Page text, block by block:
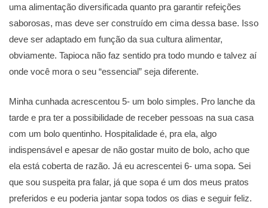
uma alimentação diversificada quanto pra garantir refeições
saborosas, mas deve ser construído em cima dessa base. Isso
deve ser adaptado em função da sua cultura alimentar,
obviamente. Tapioca não faz sentido pra todo mundo e talvez aí
onde você mora o seu “essencial” seja diferente.
Minha cunhada acrescentou 5- um bolo simples. Pro lanche da
tarde e pra ter a possibilidade de receber pessoas na sua casa
com um bolo quentinho. Hospitalidade é, pra ela, algo
indispensável e apesar de não gostar muito de bolo, acho que
ela está coberta de razão. Já eu acrescentei 6- uma sopa. Sei
que sou suspeita pra falar, já que sopa é um dos meus pratos
preferidos e eu poderia jantar sopa todos os dias e seguir feliz.